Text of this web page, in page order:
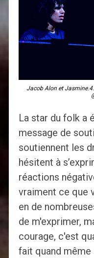
Jacob Alon et
La star du folk a
message de
soutiennent les
hésitent à
réactions
vraiment ce que
en de
de m'exprimer,
courage, c'est
fait quand même